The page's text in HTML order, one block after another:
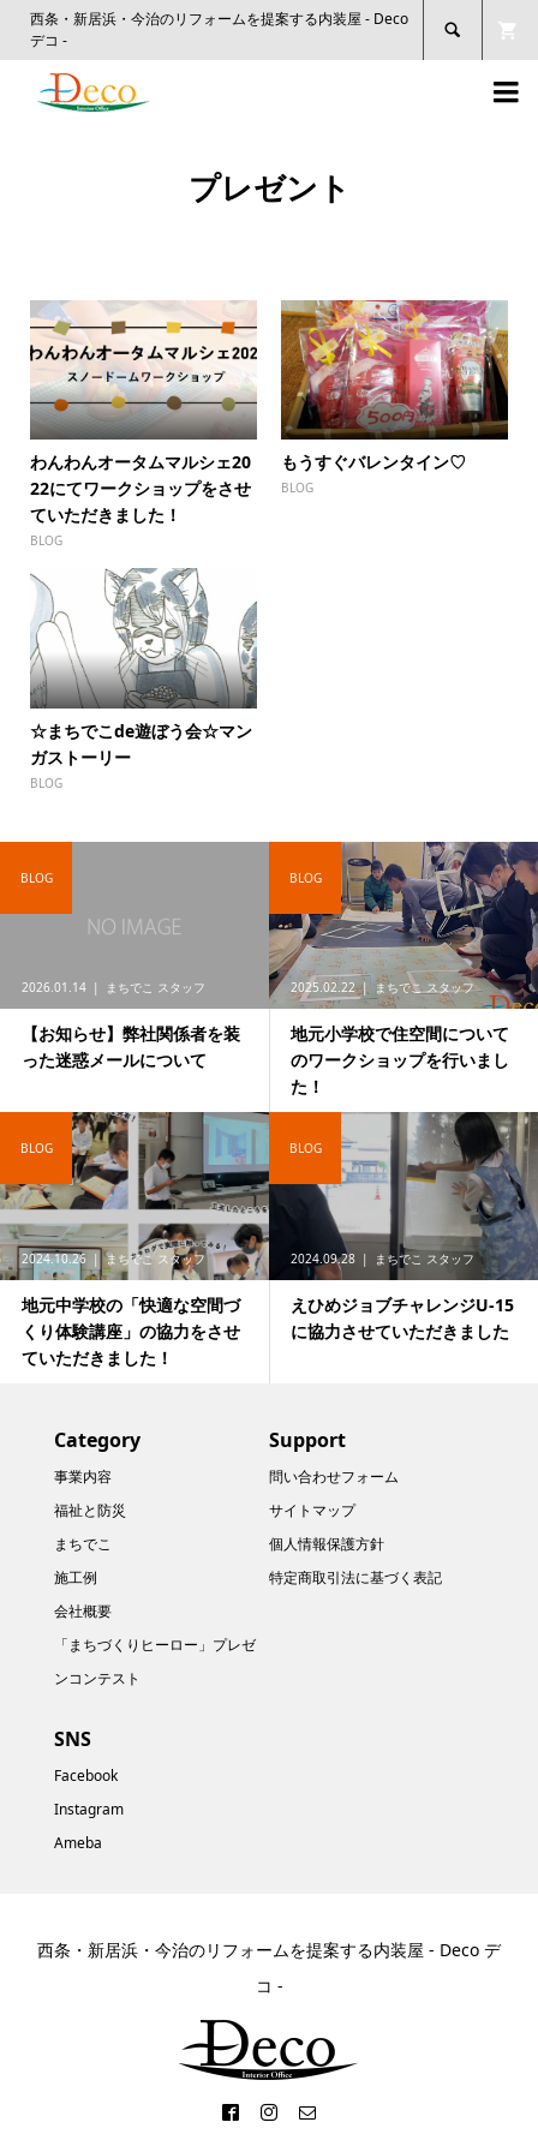
西条・新居浜・今治のリフォームを提案する内装屋 - Deco
デコ -


プレゼント
わんわんオータムマルシェ20
22にてワークショップをさせ
ていただきました！
BLOG
もうすぐバレンタイン♡
BLOG
☆まちでこde遊ぼう会☆マン
ガストーリー
BLOG
2026.01.14 まちでこ スタッフ
【お知らせ】弊社関係者を装
った迷惑メールについて
BLOG
2025.02.22 まちでこ スタッフ
地元小学校で住空間について
のワークショップを行いまし
た！
BLOG
2024.10.26 まちでこ スタッフ
地元中学校の「快適な空間づ
くり体験講座」の協力をさせ
ていただきました！
BLOG
2024.09.28 まちでこ スタッフ
えひめジョブチャレンジU-15
に協力させていただきました
BLOG
Category
事業内容
福祉と防災
まちでこ
施工例
会社概要
「まちづくりヒーロー」プレゼ
ンコンテスト
Support
問い合わせフォーム
サイトマップ
個人情報保護方針
特定商取引法に基づく表記
SNS
Facebook
Instagram
Ameba
西条・新居浜・今治のリフォームを提案する内装屋 - Deco デ
コ -